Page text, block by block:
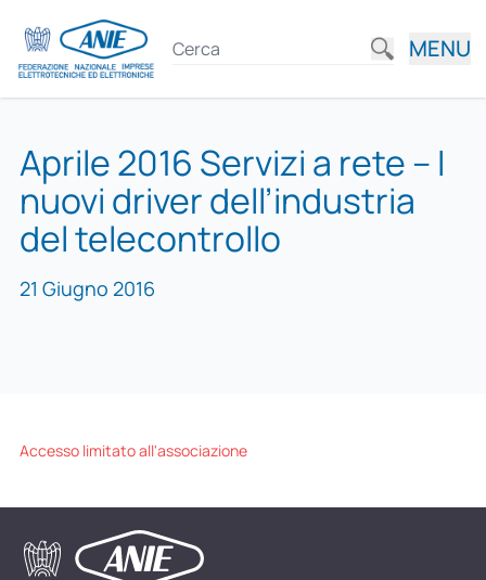
MENU
Aprile 2016 Servizi a rete – I
nuovi driver dell’industria
del telecontrollo
21 Giugno 2016
Accesso limitato all'associazione